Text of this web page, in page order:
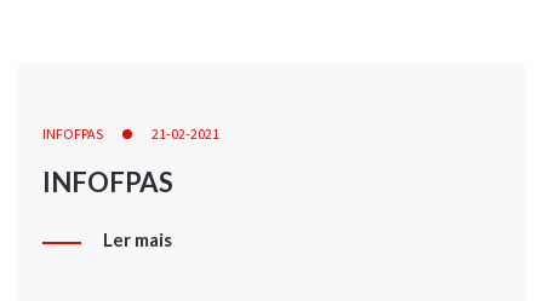
INFOFPAS 21-02-2021
INFOFPAS
Ler mais